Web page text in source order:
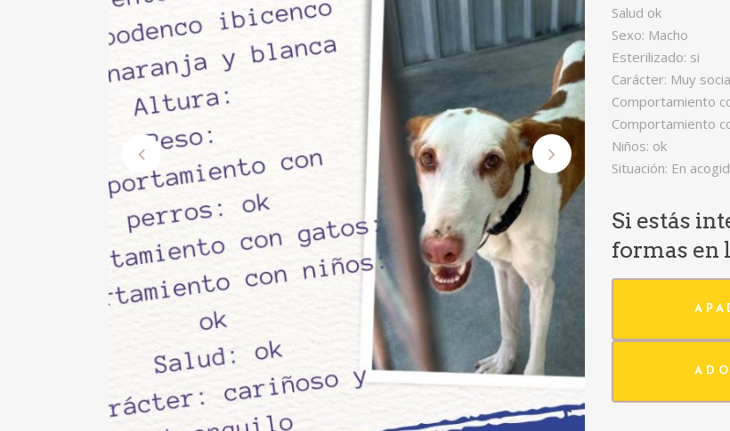
Salud ok
Sexo: Macho
Esterilizado: si
Carácter: Muy
Comportamiento
Comportamiento
Niños: ok
Situación: En
Si estás
formas en